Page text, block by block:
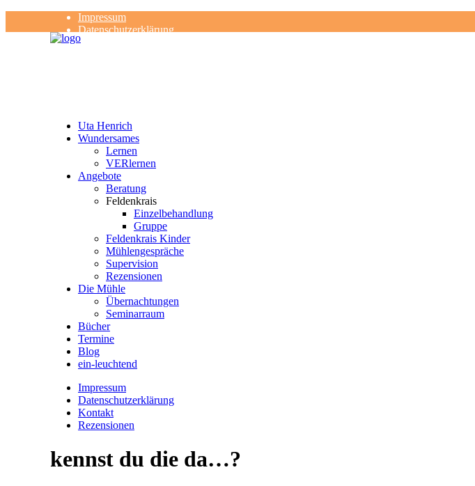
Impressum
Datenschutzerklärung
Kontakt
Uta Henrich
Wundersames
Lernen
VERlernen
Angebote
Beratung
Feldenkrais
Einzelbehandlung
Gruppe
Feldenkrais Kinder
Mühlengespräche
Supervision
Rezensionen
Die Mühle
Übernachtungen
Seminarraum
Bücher
Termine
Blog
ein-leuchtend
Impressum
Datenschutzerklärung
Kontakt
Rezensionen
kennst du die da…?